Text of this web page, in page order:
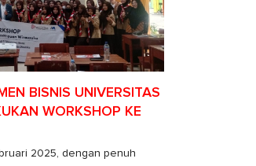
BISNIS UNIVERSITAS
WORKSHOP KE
2025, dengan penuh